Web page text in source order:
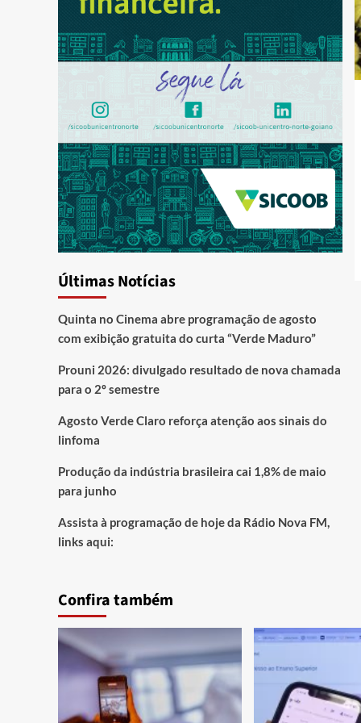
Últimas Notícias
Quinta no Cinema abre programação de agosto
com exibição gratuita do curta “Verde Maduro”
Prouni 2026: divulgado resultado de nova chamada
para o 2º semestre
Agosto Verde Claro reforça atenção aos sinais do
linfoma
Produção da indústria brasileira cai 1,8% de maio
para junho
Assista à programação de hoje da Rádio Nova FM,
links aqui:
Confira também